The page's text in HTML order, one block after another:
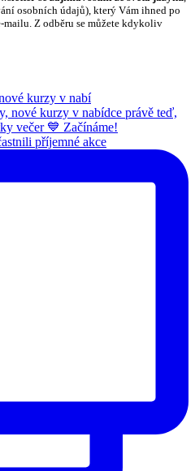
osobních údajů), který Vám ihned po
mailu. Z odběru se můžete kdykoliv
kurzy v nabí
příjemné akce